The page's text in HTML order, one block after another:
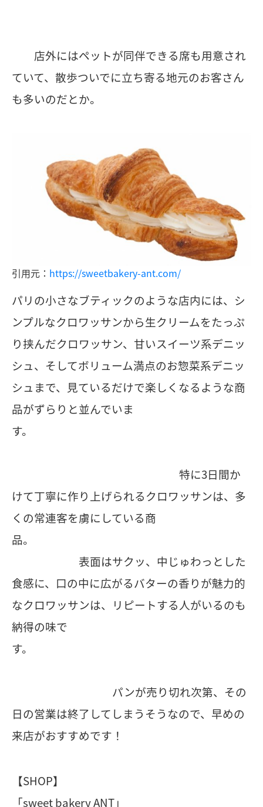
店外にはペットが同伴できる席も用意され
ていて、散歩ついでに立ち寄る地元のお客さん
も多いのだとか。
引用元： https://sweetbakery-ant.com/
パリの小さなブティックのような店内には、シ
ンプルなクロワッサンから生クリームをたっぷ
り挟んだクロワッサン、甘いスイーツ系デニッ
シュ、そしてボリューム満点のお惣菜系デニッ
シュまで、見ているだけで楽しくなるような商
品がずらりと並んでいま
す。
特に3日間か
けて丁寧に作り上げられるクロワッサンは、多
くの常連客を虜にしている商
品。
表面はサクッ、中じゅわっとした
食感に、口の中に広がるバターの香りが魅力的
なクロワッサンは、リピートする人がいるのも
納得の味で
す。
パンが売り切れ次第、その
日の営業は終了してしまうそうなので、早めの
来店がおすすめです！
【SHOP】
「sweet bakery ANT」